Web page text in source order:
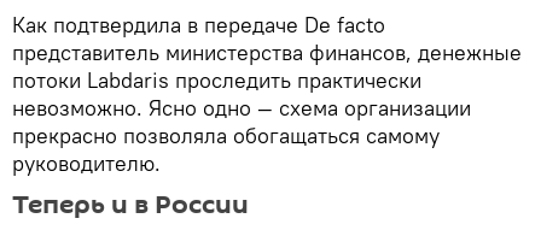
Как подтвердила в передаче De facto
представитель министерства финансов, денежные
потоки Labdaris проследить практически
невозможно. Ясно одно — схема организации
прекрасно позволяла обогащаться самому
руководителю.
Теперь и в России